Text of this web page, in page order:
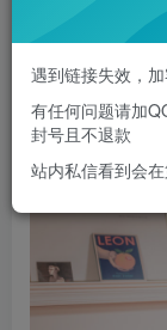
遇到链接失效，
有任何问题请加
封号且不退款
站内私信看到会